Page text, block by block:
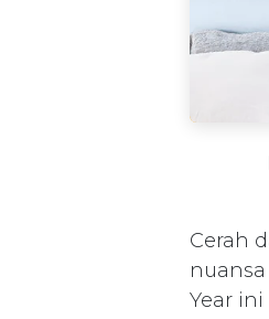
Cerah
Year